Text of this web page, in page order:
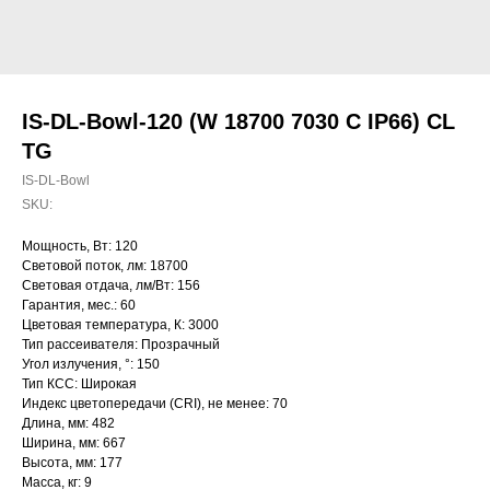
IS-DL-Bowl-120 (W 18700 7030 C IP66) CL
TG
IS-DL-Bowl
SKU:
Мощность, Вт: 120
Световой поток, лм: 18700
Световая отдача, лм/Вт: 156
Гарантия, мес.: 60
Цветовая температура, К: 3000
Тип рассеивателя: Прозрачный
Угол излучения, °: 150
Тип КСС: Широкая
Индекс цветопередачи (CRI), не менее: 70
Длина, мм: 482
Ширина, мм: 667
Высота, мм: 177
Масса, кг: 9